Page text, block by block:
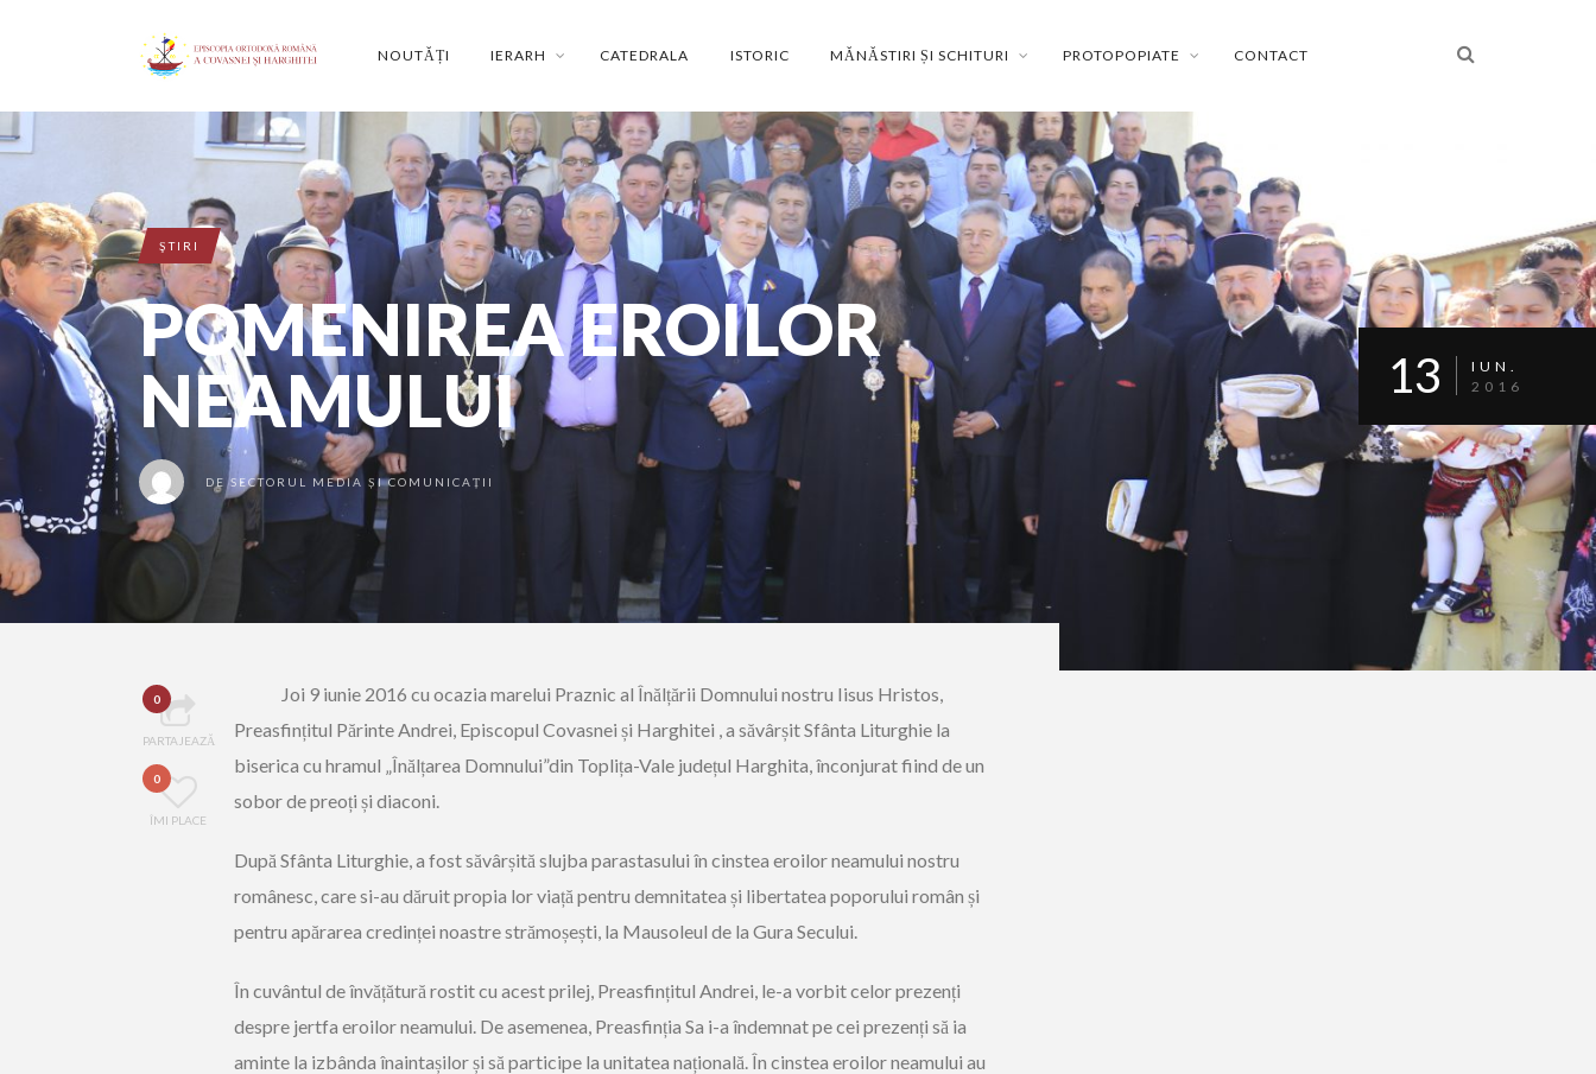
NOUTĂȚI IERARH CATEDRALA ISTORIC MĂNĂSTIRI ȘI SCHITURI PROTOPOPIATE CONTACT
ŞTIRI
POMENIREA EROILOR
NEAMULUI
DESECTORUL MEDIA ȘI COMUNICAȚII
13
IUN.
2016
0
PARTAJEAZĂ
0
ÎMI PLACE
Joi 9 iunie 2016 cu ocazia marelui Praznic al Înălțării Domnului nostru Iisus Hristos,
Preasfințitul Părinte Andrei, Episcopul Covasnei și Harghitei , a săvârșit Sfânta Liturghie la
biserica cu hramul „Înălțarea Domnului”din Toplița-Vale județul Harghita, înconjurat fiind de un
sobor de preoți și diaconi.
După Sfânta Liturghie, a fost săvârșită slujba parastasului în cinstea eroilor neamului nostru
românesc, care si-au dăruit propia lor viață pentru demnitatea și libertatea poporului român și
pentru apărarea credinței noastre strămoșești, la Mausoleul de la Gura Secului.
În cuvântul de învățătură rostit cu acest prilej, Preasfințitul Andrei, le-a vorbit celor prezenți
despre jertfa eroilor neamului. De asemenea, Preasfinția Sa i-a îndemnat pe cei prezenți să ia
aminte la izbânda înaintașilor și să participe la unitatea națională. În cinstea eroilor neamului au